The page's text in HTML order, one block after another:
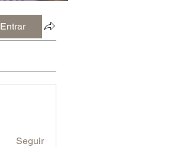
Entrar
Seguir